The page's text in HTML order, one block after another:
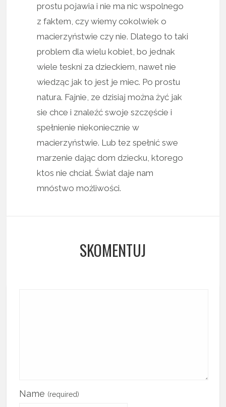
prostu pojawia i nie ma nic wspolnego
z faktem, czy wiemy cokolwiek o
macierzyństwie czy nie. Dlatego to taki
problem dla wielu kobiet, bo jednak
wiele teskni za dzieckiem, nawet nie
wiedząc jak to jest je miec. Po prostu
natura. Fajnie, ze dzisiaj można żyć jak
sie chce i znaleźć swoje szczęście i
spełnienie niekoniecznie w
macierzyństwie. Lub tez spełnić swe
marzenie dając dom dziecku, ktorego
ktos nie chciał. Świat daje nam
mnóstwo możliwości.
SKOMENTUJ
Name (required)